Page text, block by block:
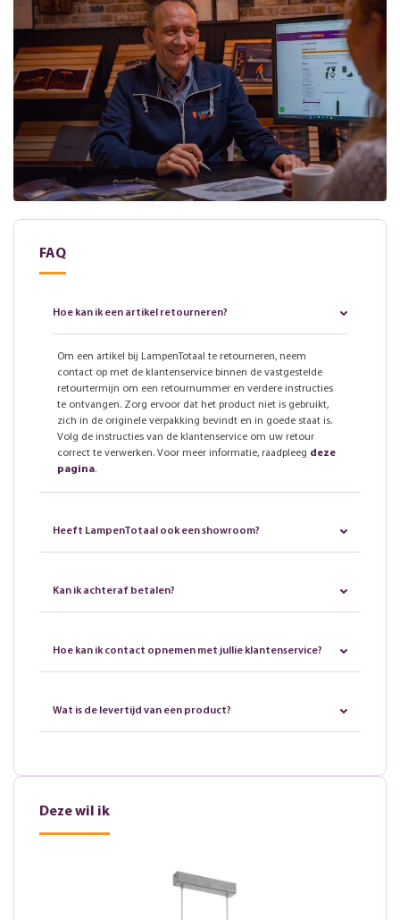
FAQ
Hoe kan ik een artikel retourneren?
Om een artikel bij LampenTotaal te retourneren, neem
contact op met de klantenservice binnen de vastgestelde
retourtermijn om een retournummer en verdere instructies
te ontvangen. Zorg ervoor dat het product niet is gebruikt,
zich in de originele verpakking bevindt en in goede staat is.
Volg de instructies van de klantenservice om uw retour
correct te verwerken. Voor meer informatie, raadpleeg deze
pagina.
Heeft LampenTotaal ook een showroom?
Kan ik achteraf betalen?
Hoe kan ik contact opnemen met jullie klantenservice?
Wat is de levertijd van een product?
Deze wil ik